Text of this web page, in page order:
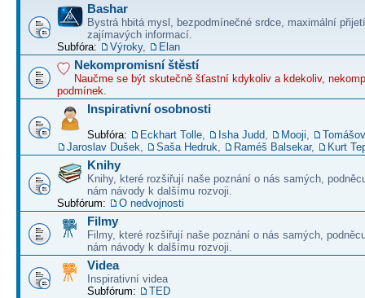
Bashar
Bystrá hbitá mysl, bezpodmínečné srdce, maximální
zajímavých informací.
Subfóra:
Výroky, Elan
Nekompromisní štěstí
Naučme se být skutečně šťastní kdykoliv a kdekoliv,
podmínek.
Inspirativní osobnosti
Subfóra: Eckhart Tolle Isha Judd Mooji
Jaroslav Dušek
Saša Hedruk Raméš Balsekar, Kurt
Knihy
Knihy, které rozšiřují naše poznání o nás samých,
nám návody k dalšímu rozvoji.
Subfórum:
O nedvojnosti
Filmy
Filmy, které rozšiřují naše poznání o nás samých,
nám návody k dalšímu rozvoji.
Videa
Inspirativní videa
Subfórum:
TED